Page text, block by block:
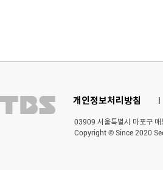
개인정보처리방침 l
03909 서울특별시 마포구
Copyright © Since 2020